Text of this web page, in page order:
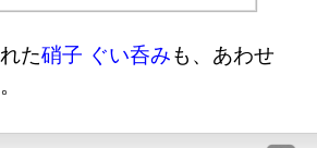
た硝子 ぐい呑みも、あわせ